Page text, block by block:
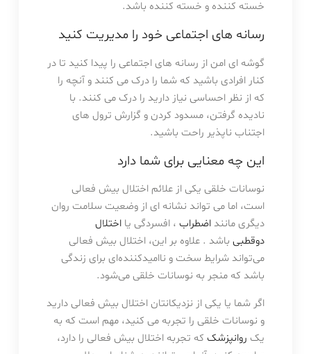
خسته کننده و خسته کننده باشد.
رسانه های اجتماعی خود را مدیریت کنید
گوشه ای امن از رسانه های اجتماعی را پیدا کنید تا در
کنار افرادی باشید که شما را درک می کنند و آنچه را
که از نظر احساسی نیاز دارید را درک می کنند. با
نادیده گرفتن، مسدود کردن و گزارش ترول های
اجتناب ناپذیر راحت باشید.
این چه معنایی برای شما دارد
نوسانات خلقی یکی از علائم اختلال بیش فعالی
است، اما می تواند نشانه ای از وضعیت سلامت روان
دیگری مانند اضطراب، افسردگی یا اختلال
دوقطبیباشد . علاوه بر این، اختلال بیش فعالی
می‌تواند شرایط سخت و ناامیدکننده‌ای برای زندگی
باشد که منجر به نوسانات خلقی می‌شود.
اگر شما یا یکی از نزدیکانتان اختلال بیش فعالی دارید
و نوسانات خلقی را تجربه می کنید، مهم است که به
یک روانپزشک که تجربه اختلال بیش فعالی را دارد،